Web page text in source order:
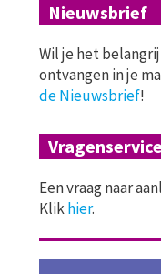
Nieuwsbrief
Wil je het
ontvangen in je
de Nieuwsbrief!
Vragenservice
Een vraag naar
Klikhier.